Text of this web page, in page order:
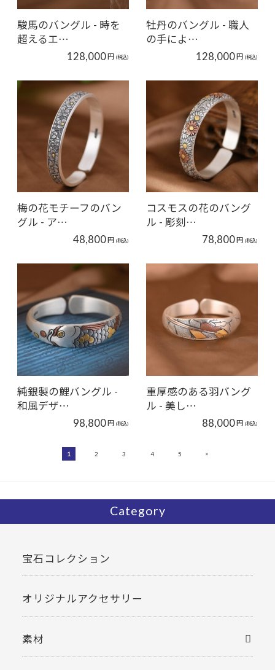
駿馬のバングル - 時を
超えるエ…
128,000円 (税込)
牡丹のバングル - 職人
の手によ…
128,000円 (税込)
梅の花モチーフのバン
グル - ア…
48,800円 (税込)
コスモスの花のバング
ル - 彫刻…
78,800円 (税込)
純銀製の鯉バングル -
和風デザ…
98,800円 (税込)
重厚感のある羽バング
ル - 美し…
88,000円 (税込)
1 2 3 4 5 »
Category
宝石コレクション
オリジナルアクセサリー
素材